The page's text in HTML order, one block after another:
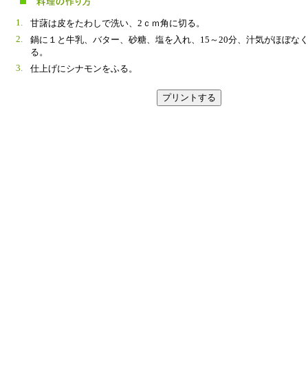
1.
甘藷は皮をたわしで洗い、2ｃｍ角に切る。
2.
鍋に１と牛乳、バター、砂糖、塩を入れ、15～20分、汁気がほぼな
る。
3.
仕上げにシナモンをふる。